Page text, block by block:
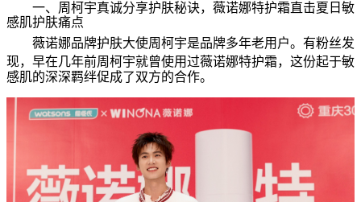
一、 周柯宇真诚分享护肤秘诀，薇诺娜特护霜直击夏日敏
感肌护肤痛点
薇诺娜品牌护肤大使周柯宇是品牌多年老用户。有粉丝发
现，早在几年前周柯宇就曾使用过薇诺娜特护霜，这份起于敏
感肌的深深羁绊促成了双方的合作。